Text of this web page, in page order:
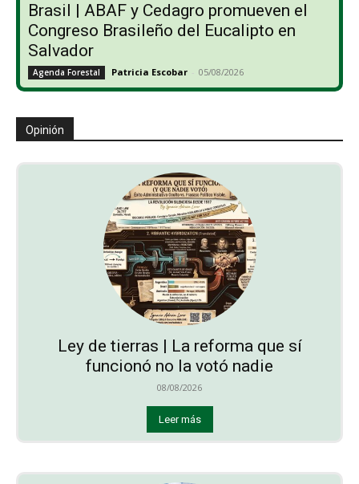
Brasil | ABAF y Cedagro promueven el
Congreso Brasileño del Eucalipto en
Salvador
Agenda Forestal Patricia Escobar - 05/08/2026
Opinión
Ley de tierras | La reforma que sí
funcionó no la votó nadie
08/08/2026
Leer más